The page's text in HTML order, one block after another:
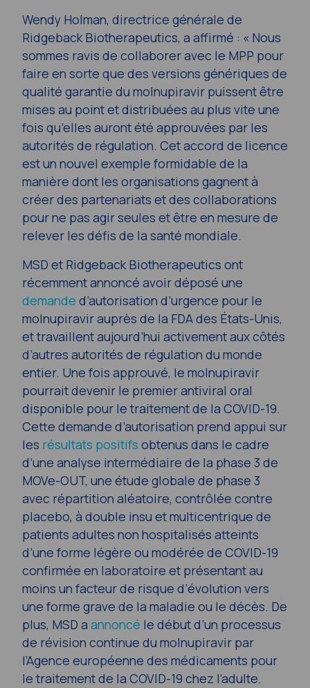
Wendy Holman, directrice générale de
Ridgeback Biotherapeutics, a affirmé : « Nous
sommes ravis de collaborer avec le MPP pour
faire en sorte que des versions génériques de
qualité garantie du molnupiravir puissent être
mises au point et distribuées au plus vite une
fois qu’elles auront été approuvées par les
autorités de régulation. Cet accord de licence
est un nouvel exemple formidable de la
manière dont les organisations gagnent à
créer des partenariats et des collaborations
pour ne pas agir seules et être en mesure de
relever les défis de la santé mondiale.
MSD et Ridgeback Biotherapeutics ont
récemment annoncé avoir déposé une
demande d’autorisation d’urgence pour le
molnupiravir auprès de la FDA des États-Unis,
et travaillent aujourd’hui activement aux côtés
d’autres autorités de régulation du monde
entier. Une fois approuvé, le molnupiravir
pourrait devenir le premier antiviral oral
disponible pour le traitement de la COVID-19.
Cette demande d’autorisation prend appui sur
les résultats positifs obtenus dans le cadre
d’une analyse intermédiaire de la phase 3 de
MOVe-OUT, une étude globale de phase 3
avec répartition aléatoire, contrôlée contre
placebo, à double insu et multicentrique de
patients adultes non hospitalisés atteints
d’une forme légère ou modérée de COVID-19
confirmée en laboratoire et présentant au
moins un facteur de risque d’évolution vers
une forme grave de la maladie ou le décès. De
plus, MSD a annoncé le début d’un processus
de révision continue du molnupiravir par
l’Agence européenne des médicaments pour
le traitement de la COVID-19 chez l’adulte.